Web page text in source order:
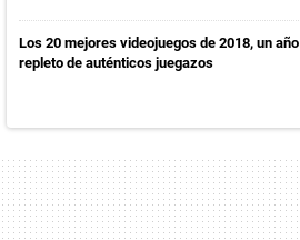
Los 20 mejores videojuegos de 2018, un año
repleto de auténticos juegazos